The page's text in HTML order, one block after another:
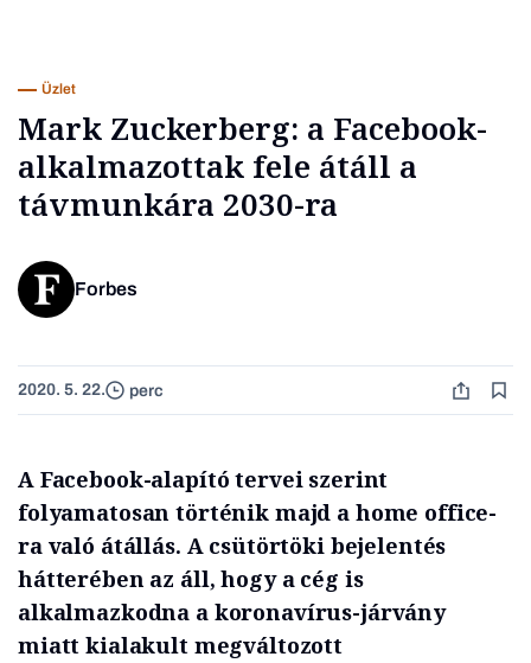
Üzlet
Mark Zuckerberg: a Facebook-
alkalmazottak fele átáll a
távmunkára 2030-ra
Forbes
2020. 5. 22. perc
A Facebook-alapító tervei szerint
folyamatosan történik majd a home office-
ra való átállás. A csütörtöki bejelentés
hátterében az áll, hogy a cég is
alkalmazkodna a koronavírus-járvány
miatt kialakult megváltozott